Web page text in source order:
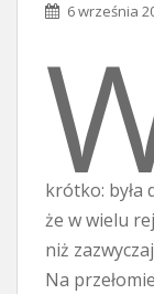
6 września
krótko: była
że w wielu
niż
Na